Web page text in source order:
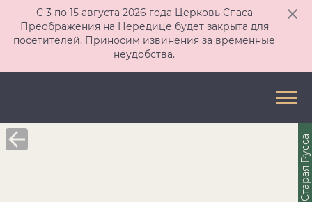
С 3 по 15 августа 2026 года Церковь Спаса
Преображения на Нередице будет закрыта для
посетителей. Приносим извинения за временные
неудобства.
Старая Русса